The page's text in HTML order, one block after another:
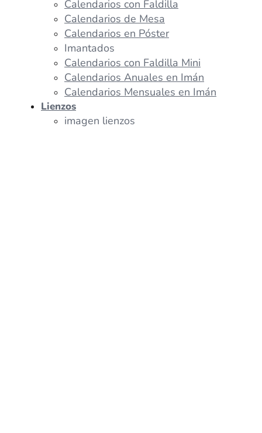
Calendarios con Faldilla
Calendarios de Mesa
Calendarios en Póster
Imantados
Calendarios con Faldilla Mini
Calendarios Anuales en Imán
Calendarios Mensuales en Imán
Lienzos
imagen lienzos